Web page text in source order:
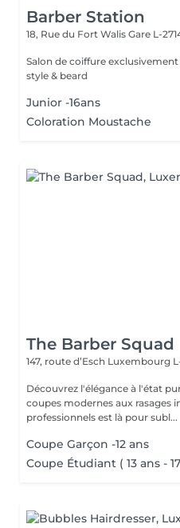
Barber Station
18, Rue du Fort Walis Gare L-
Salon de coiffure
style & beard
Junior -16ans
Coloration Moustache
The Barber Squad
147, route d’Esch Luxembourg L-
Découvrez l'élégance à l'état
coupes modernes aux rasages
professionnels est là pour subl...
Coupe Garçon -12 ans
Coupe Étudiant ( 13 ans -